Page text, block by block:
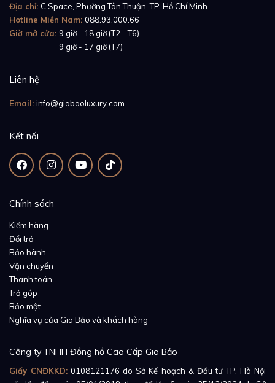
Địa chỉ: C Space, Phường Tân Thuận, TP. Hồ Chí Minh
Hotline Miền Nam: 088.93.000.66
Giờ mở cửa: 9 giờ - 18 giờ (T2 - T6)
9 giờ - 17 giờ (T7)
Liên hệ
Email: info@giabaoluxury.com
Kết nối
Chính sách
Kiểm hàng
Đổi trả
Bảo hành
Vận chuyển
Thanh toán
Trả góp
Bảo mật
Nghĩa vụ của Gia Bảo và khách hàng
Công ty TNHH Đồng hồ Cao Cấp Gia Bảo
Giấy CNĐKKD: 0108121176 do Sở Kế hoạch & Đầu tư TP. Hà Nội